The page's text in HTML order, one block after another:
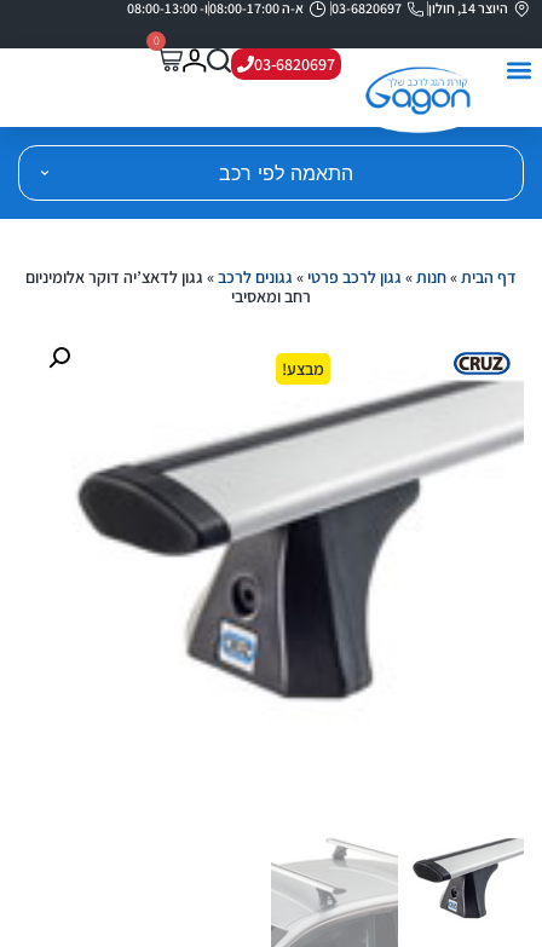
היוצר 14, חולון 03-6820697 א-ה 08:00-17:00 ו- 08:00-13:00
03-6820697
0
התאמה לפי רכב
דף הבית»חנות» גגון לרכב פרטי» גגונים לרכב» גגון לדאצ’יה דוקר אלומיניום
רחב ומאסיבי
מבצע!